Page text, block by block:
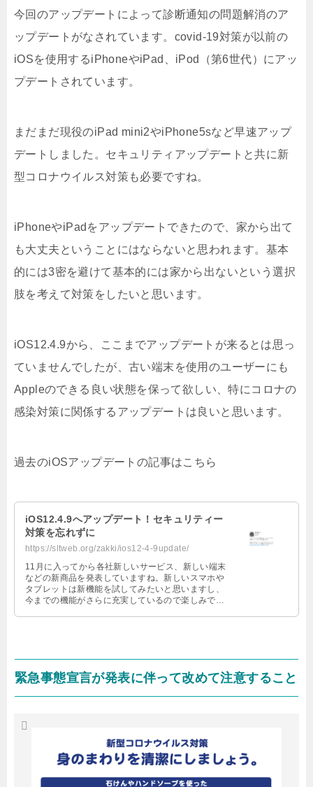
今回のアップデートによって診断通知の問題解消のア
ップデートがなされています。covid-19対策が以前の
iOSを使用するiPhoneやiPad、iPod（第6世代）にアッ
プデートされています。
まだまだ現役のiPad mini2やiPhone5sなど早速アップ
デートしました。セキュリティアップデートと共に新
型コロナウイルス対策も必要ですね。
iPhoneやiPadをアップデートできたので、家から出て
も大丈夫ということにはならないと思われます。基本
的には3密を避けて基本的には家から出ないという選択
肢を考えて対策をしたいと思います。
iOS12.4.9から、ここまでアップデートが来るとは思っ
ていませんでしたが、古い端末を使用のユーザーにも
Appleのできる良い状態を保って欲しい、特にコロナの
感染対策に関係するアップデートは良いと思います。
過去のiOSアップデートの記事はこちら
iOS12.4.9へアップデート！セキュリティー
対策を忘れずに
https://sltweb.org/zakki/ios12-4-9update/
11月に入ってから各社新しいサービス、新しい端末
などの新商品を発表していますね。新しいスマホや
タブレットは新機能を試してみたいと思いますし、
今までの機能がさらに充実しているので楽しみでは
緊急事態宣言が発表に伴って改めて注意すること